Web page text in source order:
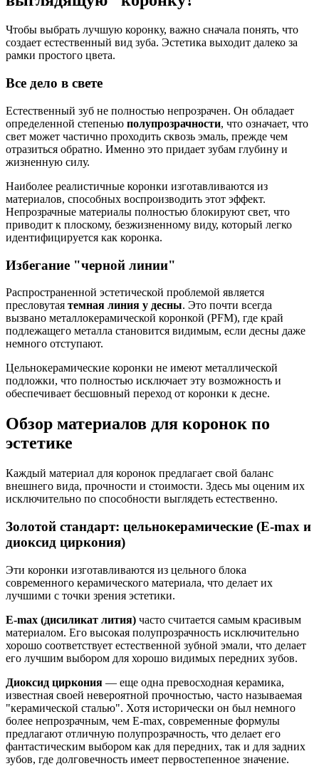
Чтобы выбрать лучшую коронку, важно сначала понять, что
создает естественный вид зуба. Эстетика выходит далеко за
рамки простого цвета.
Все дело в свете
Естественный зуб не полностью непрозрачен. Он обладает
определенной степенью полупрозрачности, что означает, что
свет может частично проходить сквозь эмаль, прежде чем
отразиться обратно. Именно это придает зубам глубину и
жизненную силу.
Наиболее реалистичные коронки изготавливаются из
материалов, способных воспроизводить этот эффект.
Непрозрачные материалы полностью блокируют свет, что
приводит к плоскому, безжизненному виду, который легко
идентифицируется как коронка.
Избегание "черной линии"
Распространенной эстетической проблемой является
пресловутая темная линия у десны. Это почти всегда
вызвано металлокерамической коронкой (PFM), где край
подлежащего металла становится видимым, если десны даже
немного отступают.
Цельнокерамические коронки не имеют металлической
подложки, что полностью исключает эту возможность и
обеспечивает бесшовный переход от коронки к десне.
Обзор материалов для коронок по
эстетике
Каждый материал для коронок предлагает свой баланс
внешнего вида, прочности и стоимости. Здесь мы оценим их
исключительно по способности выглядеть естественно.
Золотой стандарт: цельнокерамические (E-max и
диоксид циркония)
Эти коронки изготавливаются из цельного блока
современного керамического материала, что делает их
лучшими с точки зрения эстетики.
E-max (дисиликат лития) часто считается самым красивым
материалом. Его высокая полупрозрачность исключительно
хорошо соответствует естественной зубной эмали, что делает
его лучшим выбором для хорошо видимых передних зубов.
Диоксид циркония — еще одна превосходная керамика,
известная своей невероятной прочностью, часто называемая
"керамической сталью". Хотя исторически он был немного
более непрозрачным, чем E-max, современные формулы
предлагают отличную полупрозрачность, что делает его
фантастическим выбором как для передних, так и для задних
зубов, где долговечность имеет первостепенное значение.